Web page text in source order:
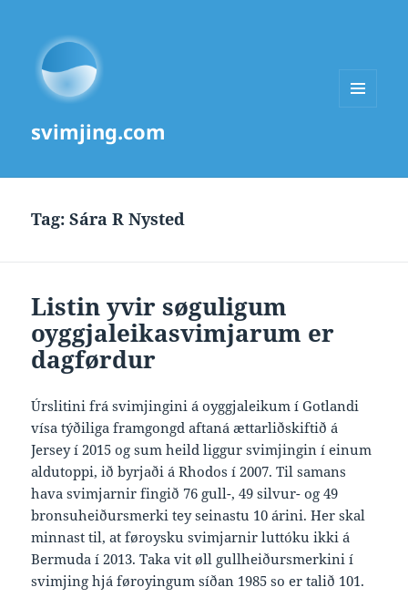
svimjing.com
Tag:Sára R Nysted
Listin yvir søguligum
oyggjaleikasvimjarum er
dagførdur
Úrslitini frá svimjingini á oyggjaleikum í Gotlandi
vísa týðiliga framgongd aftaná ættarliðskiftið á
Jersey í 2015 og sum heild liggur svimjingin í einum
aldutoppi, ið byrjaði á Rhodos í 2007. Til samans
hava svimjarnir fingið 76 gull-, 49 silvur- og 49
bronsuheiðursmerki tey seinastu 10 árini. Her skal
minnast til, at føroysku svimjarnir luttóku ikki á
Bermuda í 2013. Taka vit øll gullheiðursmerkini í
svimjing hjá føroyingum síðan 1985 so er talið 101.